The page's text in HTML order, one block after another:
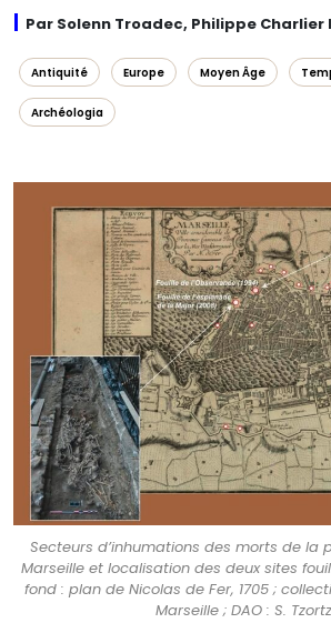
Par Solenn Troadec, Philippe Charlier le
Antiquité Europe Moyen Âge
Archéologia
Secteurs d’inhumations des morts de la
Marseille et localisation des deux sites
fond : plan de Nicolas de Fer, 1705 ;
Marseille ; DAO : S.